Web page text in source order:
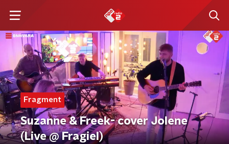
Fragment
Suzanne & Freek- cover Jolene
(Live @ Fragiel)